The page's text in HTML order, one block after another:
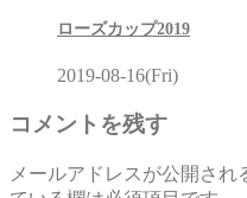
ローズカップ2019
2019-08-16(Fri)
コメントを残す
メールアドレスが公開され